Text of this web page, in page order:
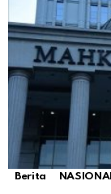
Berita